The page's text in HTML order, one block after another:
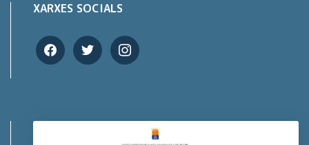
XARXES SOCIALS
facebooktwitter instagram